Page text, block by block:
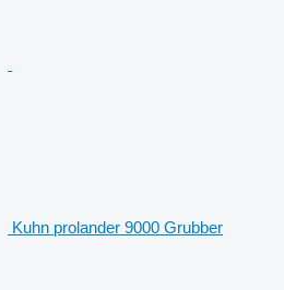
Kuhn prolander 9000 Grubber